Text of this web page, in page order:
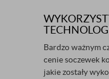
Bardzo ważnym
cenie soczewek
jakie zostały